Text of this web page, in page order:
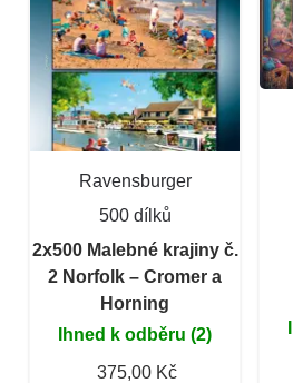
Ravensburger
500 dílků
2x500 Malebné krajiny č.
2 Norfolk – Cromer a
Horning
Ihned k odběru (2)
375,00 Kč